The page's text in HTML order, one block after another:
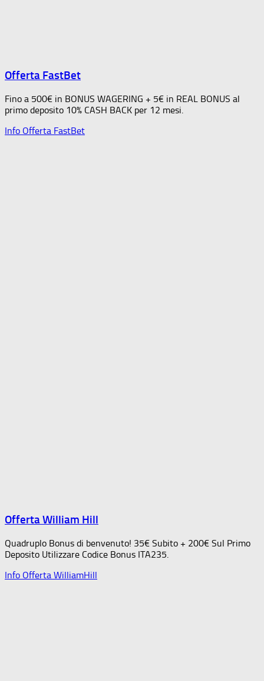
Offerta FastBet
Fino a 500€ in BONUS WAGERING + 5€ in REAL BONUS al
primo deposito 10% CASH BACK per 12 mesi.
Info Offerta FastBet
Offerta William Hill
Quadruplo Bonus di benvenuto! 35€ Subito + 200€ Sul Primo
Deposito Utilizzare Codice Bonus ITA235.
Info Offerta WilliamHill